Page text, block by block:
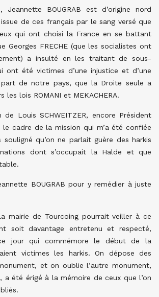
Jeannette BOUGRAB est d’origine nord
de ces français par le sang versé que
qui ont choisi la France en se battant
Georges FRECHE (que les socialistes ont
a insulté en les traitant de sous-
ont été victimes d’une injustice et d’une
de notre pays, que la Droite seule a
les lois ROMANI et MEKACHERA.
de Louis SCHWEITZER, encore Président
cadre de la mission qui m’a été confiée
souligné qu’on ne parlait guère des harkis
dont s’occupait la Halde et que
BOUGRAB pour y remédier à juste
mairie de Tourcoing pourrait veiller à ce
soit davantage entretenu et respecté,
jour qui commémore le début de la
victimes les harkis. On dépose des
et on oublie l’autre monument,
a été érigé à la mémoire de ceux que l’on